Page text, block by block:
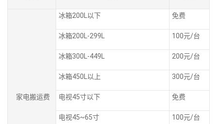
家电搬运费
冰箱200L以下 免费
冰箱200L-299L 100元/台
冰箱300L-449L 200元/台
冰箱450L以上 300元/台
电视45寸以下 免费
电视45~65寸 100元/台